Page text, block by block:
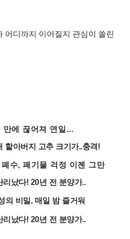
어디까지 이어질지 관심이 쏠린